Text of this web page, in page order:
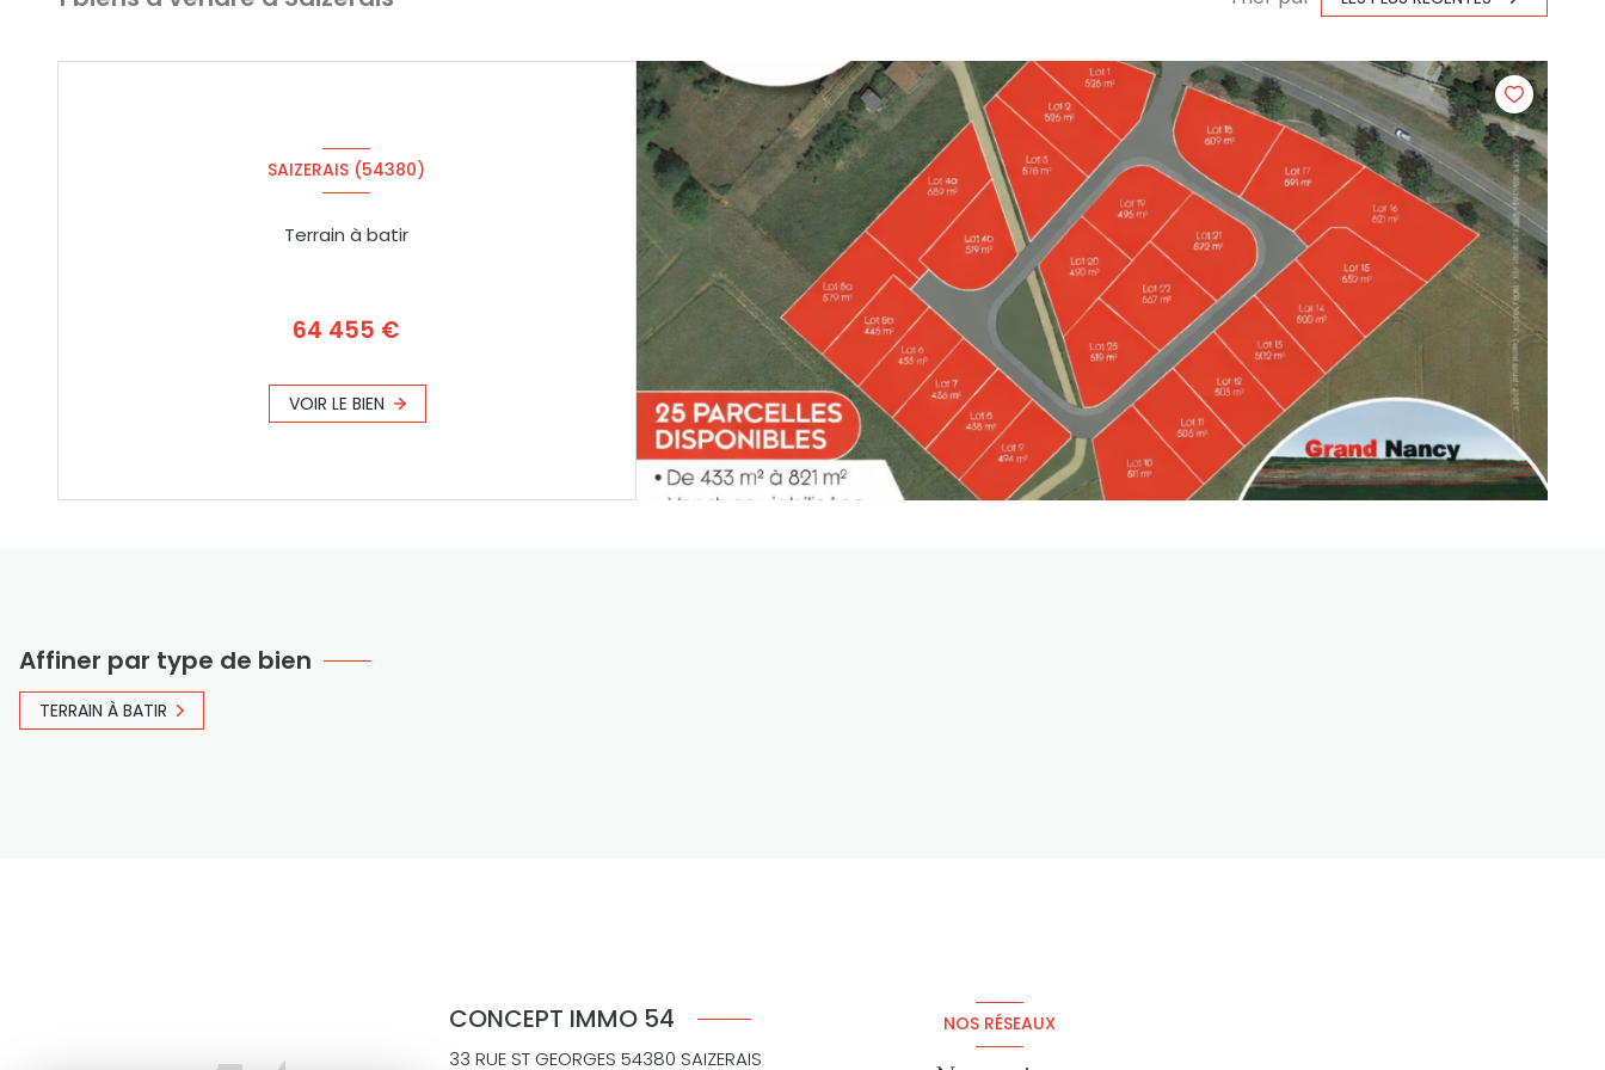
SAIZERAIS (54380)
Terrain à batir
64 455 €
VOIR LE BIEN
Affiner par type de bien
TERRAIN À BATIR
CONCEPT IMMO 54
33 RUE ST GEORGES 54380 SAIZERAIS
NOS RÉSEAUX